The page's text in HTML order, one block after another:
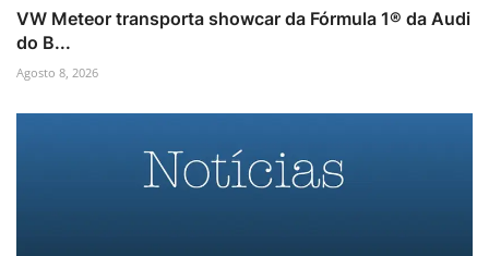
VW Meteor transporta showcar da Fórmula 1® da Audi
do B...
Agosto 8, 2026